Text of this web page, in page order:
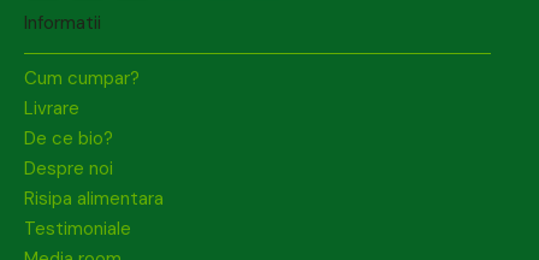
Informatii
Cum cumpar?
Livrare
De ce bio?
Despre noi
Risipa alimentara
Testimoniale